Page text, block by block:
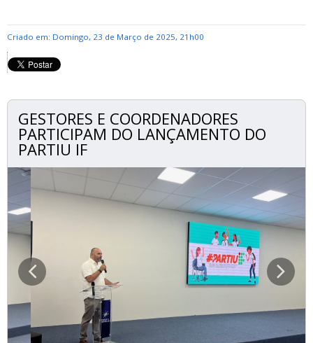
Criado em: Domingo, 23 de Março de 2025, 21h00
GESTORES E COORDENADORES
PARTICIPAM DO LANÇAMENTO DO
PARTIU IF